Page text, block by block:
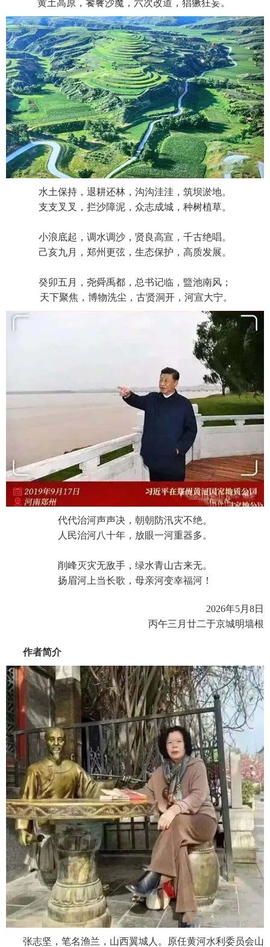
黄土高原，饕餮沙魔，六次改道，猖獗狂妄。
水土保持，退耕还林，沟沟洼洼，筑坝淤地。
支支叉叉，拦沙障泥，众志成城，种树植草。
小浪底起，调水调沙，贤良高宣，千古绝唱。
己亥九月，郑州更弦，生态保护，高质发展。
癸卯五月，尧舜禹都，总书记临，盬池南风；
天下聚焦，博物洗尘，古贤洞开，河宣大宁。
代代治河声声决，朝朝防汛灾不绝。
人民治河八十年，放眼一河重器多。
削峰灭灾无敌手，绿水青山古来无。
扬眉河上当长歌，母亲河变幸福河！
2026年5月8日
丙午三月廿二于京城明墙根
作者简介
张志坚，笔名渔兰，山西翼城人。原任黄河水利委员会山